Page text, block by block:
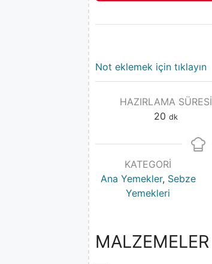
Not eklemek için tıklayın
HAZIRLAMA SÜRESI
20 dk
KATEGORI
Ana Yemekler, Sebze
Yemekleri
MALZEMELER